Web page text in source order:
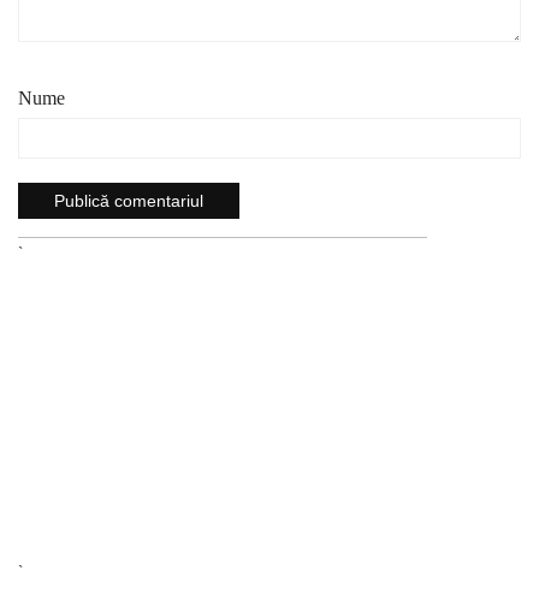
Nume
`
`